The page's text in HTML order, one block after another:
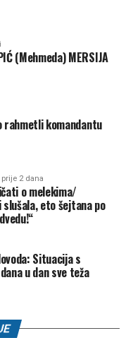
(Mehmeda) MERSIJA
rahmetli komandantu
prije 2 dana
o melekima/
slušala, eto šejtana po
Situacija s
u dan sve teža